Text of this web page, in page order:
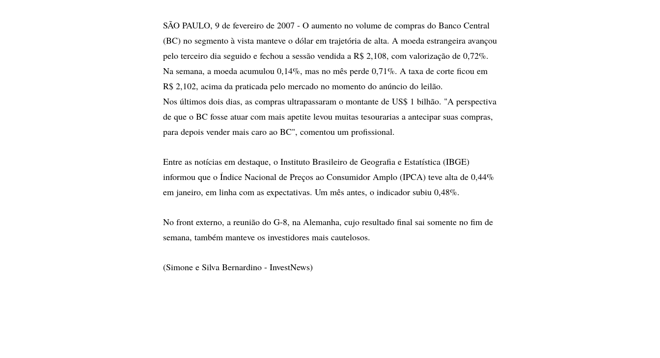
compartilhamento
SÃO PAULO, 9 de fevereiro de 2007 - O aumento no volume de compras do Banco Central
(BC) no segmento à vista manteve o dólar em trajetória de alta. A moeda estrangeira avançou
pelo terceiro dia seguido e fechou a sessão vendida a R$ 2,108, com valorização de 0,72%.
Na semana, a moeda acumulou 0,14%, mas no mês perde 0,71%. A taxa de corte ficou em
R$ 2,102, acima da praticada pelo mercado no momento do anúncio do leilão.
Nos últimos dois dias, as compras ultrapassaram o montante de US$ 1 bilhão. "A perspectiva
de que o BC fosse atuar com mais apetite levou muitas tesourarias a antecipar suas compras,
para depois vender mais caro ao BC", comentou um profissional.
Entre as notícias em destaque, o Instituto Brasileiro de Geografia e Estatística (IBGE)
informou que o Índice Nacional de Preços ao Consumidor Amplo (IPCA) teve alta de 0,44%
em janeiro, em linha com as expectativas. Um mês antes, o indicador subiu 0,48%.
No front externo, a reunião do G-8, na Alemanha, cujo resultado final sai somente no fim de
semana, também manteve os investidores mais cautelosos.
(Simone e Silva Bernardino - InvestNews)